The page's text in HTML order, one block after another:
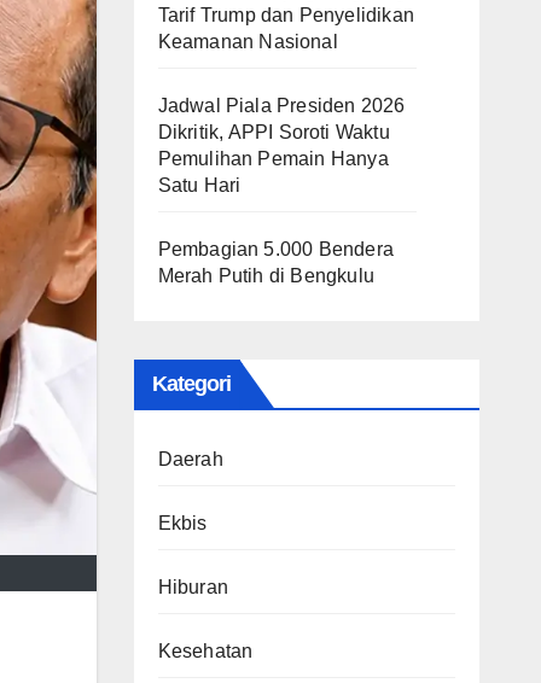
Tarif Trump dan Penyelidikan
Keamanan Nasional
Jadwal Piala Presiden 2026
Dikritik, APPI Soroti Waktu
Pemulihan Pemain Hanya
Satu Hari
Pembagian 5.000 Bendera
Merah Putih di Bengkulu
Kategori
Daerah
Ekbis
Hiburan
Kesehatan